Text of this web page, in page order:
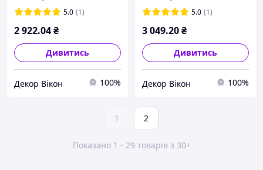
5.0 (1)
2 922.04₴
Дивитись
Декор Вікон 100%
5.0 (1)
3 049.20₴
Дивитись
Декор Вікон 100%
1 2
Показано 1 - 29 товарів з 30+